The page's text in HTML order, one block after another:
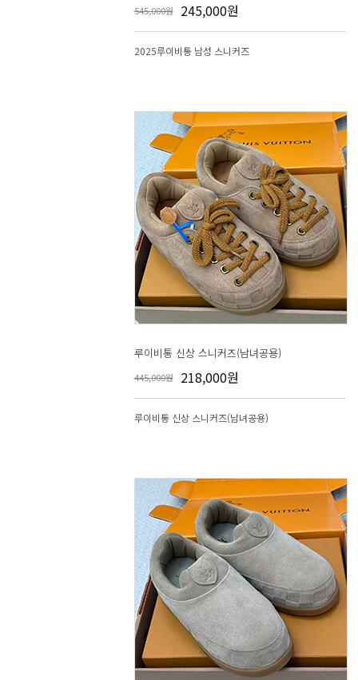
545,000원 245,000원
2025루이비통 남성 스니커즈
루이비통 신상 스니커즈(남녀공용)
445,000원 218,000원
루이비통 신상 스니커즈(남녀공용)